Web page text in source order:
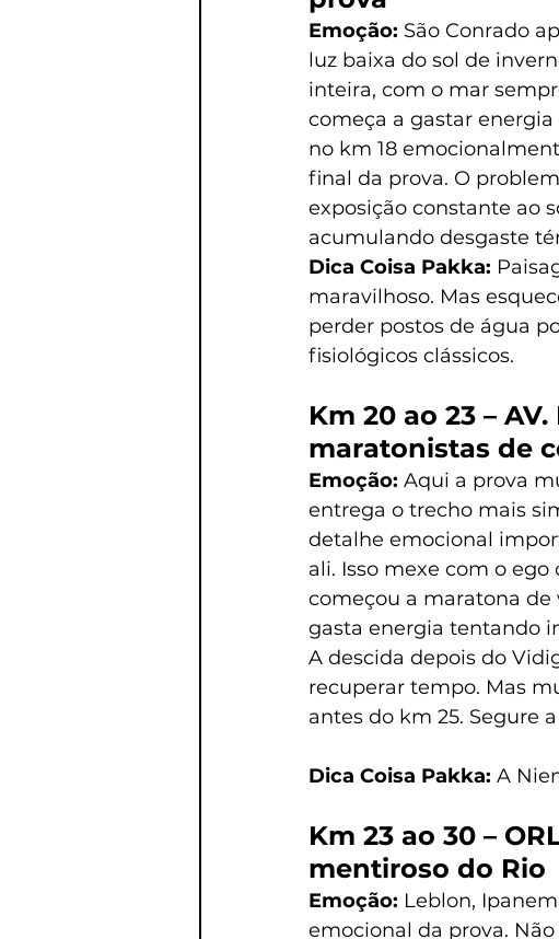
Emoção: São Conrado
luz baixa do sol de
inteira, com o mar
começa a gastar
no km 18
final da prova. O
exposição constante ao
acumulando desgaste
Dica Coisa Pakka:
maravilhoso. Mas
perder postos de água
fisiológicos clássicos.
Km 20 ao 23 –
maratonistas de
Emoção: Aqui a prova
entrega o trecho mais
detalhe emocional
ali. Isso mexe com o ego
começou a maratona de
gasta energia tentando
A descida depois do
recuperar tempo. Mas
antes do km 25. Segure
Dica Coisa Pakka: A
Km 23 ao 30 –
mentiroso do Rio
Emoção: Leblon,
emocional da prova.